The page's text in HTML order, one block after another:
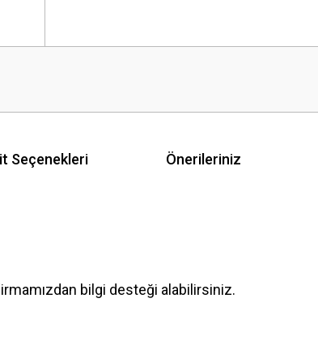
Seçenekleri Önerileriniz
bilgi desteği alabilirsiniz.